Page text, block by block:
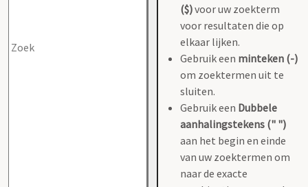
($)voor uw zoekterm
voor resultaten die op
elkaar lijken.
Gebruik een minteken (-)
om zoektermen uit te
sluiten.
Gebruik een Dubbele
aanhalingstekens (" ")
aan het begin en einde
van uw zoektermen om
naar de exacte